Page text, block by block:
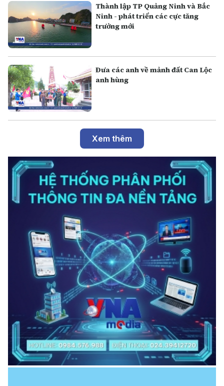
Thành lập TP Quảng Ninh và Bắc
Ninh - phát triển các cực tăng
trưởng mới
Đưa các anh về mảnh đất Can Lộc
anh hùng
Xem thêm